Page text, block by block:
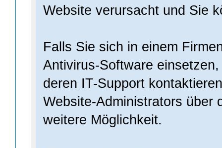
Website verursacht und Sie
Falls Sie sich in einem
Antivirus-Software
deren IT-Support
Website-Administrators über
weitere Möglichkeit.